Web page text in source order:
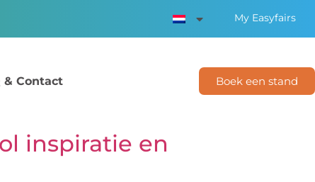
My Easyfairs
& Contact Boek een stand
inspiratie en